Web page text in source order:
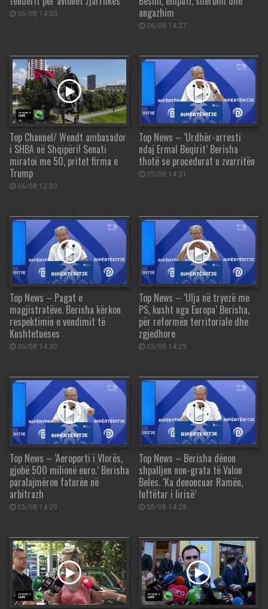
06/08 14:50
angazhim
06/08 14:27
Top Channel/ Wendt ambasador
i SHBA në Shqipëri! Senati
miratoi me 50, pritet firma e
Trump
06/08 12:03
Top News – ‘Urdhër-arresti
ndaj Ermal Beqirit’ Berisha
thotë se procedurat u zvarritën
05/08 14:31
Top News – Pagat e
magjistratëve. Berisha kërkon
respektimin e vendimit të
Kushtetueses
05/08 14:30
Top News – ‘Ulja në tryezë me
PS, kusht nga Europa’ Berisha,
për reformën territoriale dhe
zgjedhore
05/08 14:29
Top News – ‘Aeroporti i Vlorës,
gjobë 500 milionë euro.’ Berisha
paralajmëron faturën në
arbitrazh
05/08 14:29
Top News – Berisha dënon
shpalljen non-grata të Valon
Beles. ‘Ka denoncuar Ramën,
luftëtar i lirisë’
05/08 14:28